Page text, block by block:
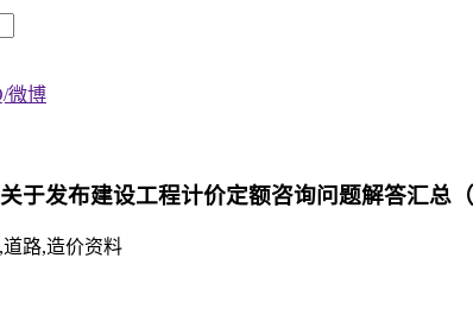
微博
于发布建设工程计价定额咨询问题解答汇总